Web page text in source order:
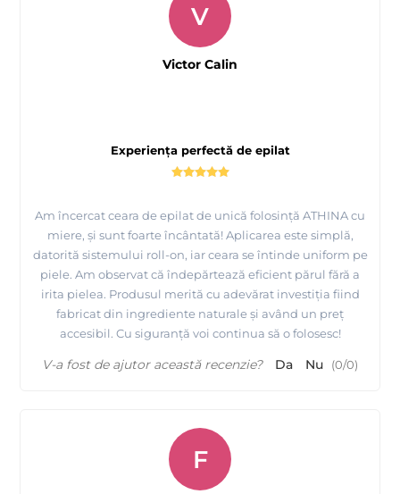
Experiența perfectă de epilat
Am încercat ceara de epilat de unică folosință ATHINA cu
miere, și sunt foarte încântată! Aplicarea este simplă,
datorită sistemului roll-on, iar ceara se întinde uniform pe
piele. Am observat că îndepărtează eficient părul fără a
irita pielea. Produsul merită cu adevărat investiția fiind
fabricat din ingrediente naturale și având un preț
accesibil. Cu siguranță voi continua să o folosesc!
V
Victor Calin
V-a fost de ajutor această recenzie? Da Nu (0/0)
F